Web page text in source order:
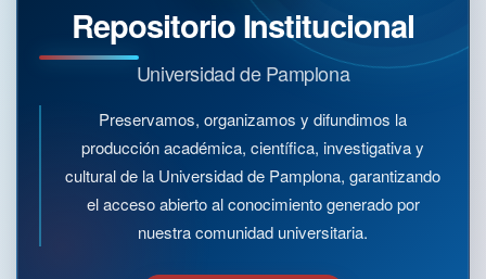
Repositorio Institucional
Universidad de Pamplona
Preservamos, organizamos y difundimos la
producción académica, científica, investigativa y
cultural de la Universidad de Pamplona, garantizando
el acceso abierto al conocimiento generado por
nuestra comunidad universitaria.